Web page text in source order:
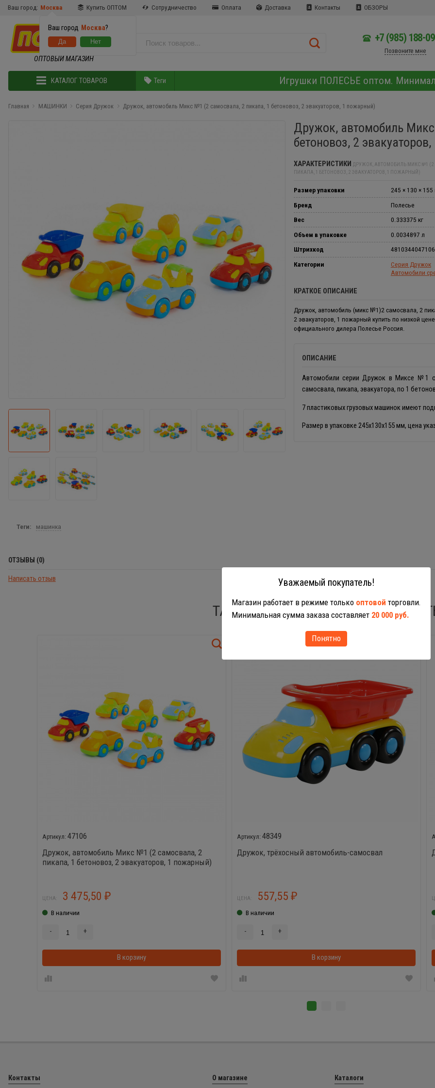
Ваш город: Москва
Ваш город Москва?
Купить ОПТОМ Сотрудничество Оплата Доставка Контакты ОБЗОРЫ
ОПТОВЫЙ МАГАЗИН
+7 (985) 188-
Позвоните мне
КАТАЛОГ ТОВАРОВ Теги Игрушки ПОЛЕСЬЕ оптом.
Главная МАШИНКИ Серия Дружок Дружок, автомобиль Микс №1 (2 самосвала, 2 пикапа, 1 бетоновоз, 2 эвакуаторов, 1 пожарный)
Дружок, автомобиль
бетоновоз, 2
ХАРАКТЕРИСТИКИ ДРУЖОК, АВТОМОБИЛЬ МИКС №1 (2
ПИКАПА, 1 БЕТОНОВОЗ, 2 ЭВАКУАТОРОВ, 1 ПОЖАРНЫЙ)
Размер упаковки
245 × 130 ×
Бренд
Полесье
Вес
0.333375 кг
Объем в упаковке
0.0034897 л
Штрихкод
4810344047106
Категории
Серия Дружок
Автомобили
КРАТКОЕ ОПИСАНИЕ
Дружок, автомобиль (микс №1)2 самосвала, 2
2 эвакуаторов, 1 пожарный купить по низкой
официального дилера Полесье Россия.
ОПИСАНИЕ
Автомобили серии Дружок в Миксе №1
самосвала, пикапа, эвакуатора, по 1
7 пластиковых грузовых машинок имеют
Размер в упаковке 245х130х155 мм, цена
Теги: машинка
ОТЗЫВЫ (0)
Написать отзыв
ТАКЖЕ ВАС МОГУТ
47106
Дружок, автомобиль Микс №1 (2 самосвала, 2
пикапа, 1 бетоновоз, 2 эвакуаторов, 1 пожарный)
ЦЕНА: 3 475,50 ₽
В наличии
- +
В корзину В корзинке
48349
Дружок, трёхосный автомобиль-самосвал
ЦЕНА: 557,55 ₽
В наличии
- +
В корзину
Контакты О магазине Каталоги
Уважаемый покупатель!
Магазин работает в режиме только оптовой торговли.
Минимальная сумма заказа составляет 20 000 руб.
Понятно